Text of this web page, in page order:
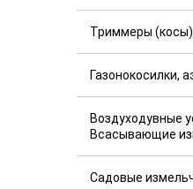
Триммеры (косы)
Газонокосилки,
Воздуходувные
Всасывающие
Садовые